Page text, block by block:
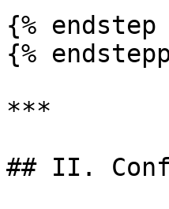
{% endstep
{%
***
## II.